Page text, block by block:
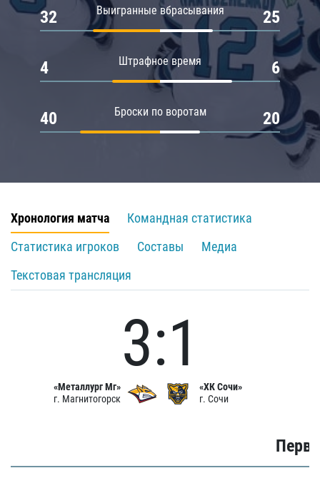
Выигранные вбрасывания
32 25
Штрафное время
4 6
Броски по воротам
40 20
Хронология матча
Командная статистика
Статистика игроков
Составы
Медиа
Текстовая трансляция
«Металлург Мг»
г. Магнитогорск
3:1
«ХК Сочи»
г. Сочи